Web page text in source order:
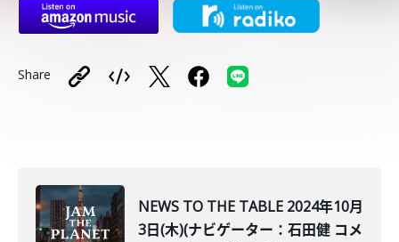
Share
NEWS TO THE TABLE 2024年10月
3日(木)(ナビゲーター：石田健 コメ